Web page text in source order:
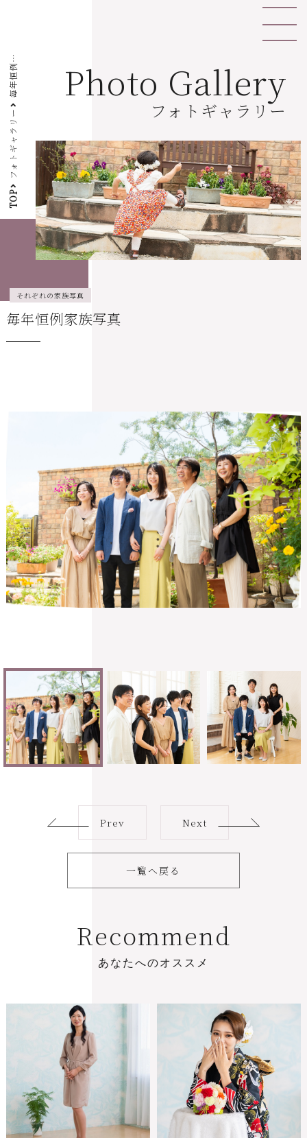
Photo Gallery
フォトギャラリー
TOP
フォトギャラリー
毎
年
恒
例
家
族
写
真
それぞれの家族写真
毎年恒例家族写真
Prev
一覧へ戻る
Next
Recommend
あ な た へのオ ス ス メ